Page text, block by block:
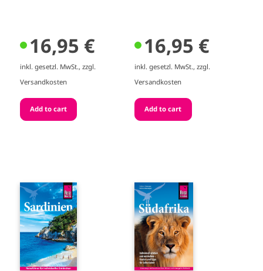
16,95 €
inkl. gesetzl. MwSt., zzgl.
Versandkosten
16,95 €
inkl. gesetzl. MwSt., zzgl.
Versandkosten
I
m
a
g
e
I
m
a
g
e